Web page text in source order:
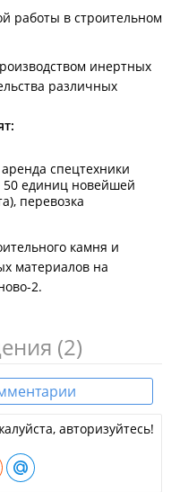
работы в строительном
инертных
различных
спецтехники
50 единиц новейшей
перевозка
камня и
материалов на
2.
(2)
авторизуйтесь!